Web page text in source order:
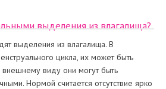
выделения из влагалища?
выделения из влагалища. В
цикла, их может быть
виду они могут быть
Нормой считается отсутствие ярко